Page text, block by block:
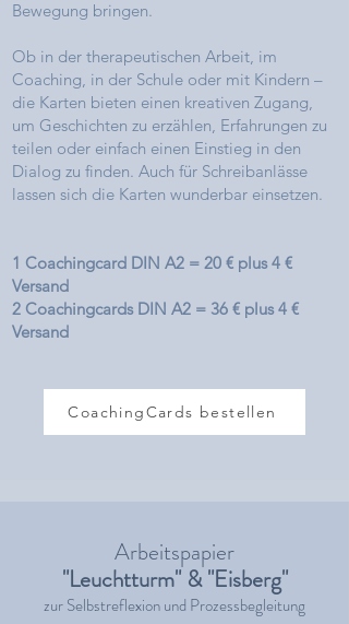
Bewegung bringen.
Ob in der therapeutischen Arbeit, im
Coaching, in der Schule oder mit Kindern –
die Karten bieten einen kreativen Zugang,
um Geschichten zu erzählen, Erfahrungen zu
teilen oder einfach einen Einstieg in den
Dialog zu finden. Auch für Schreibanlässe
lassen sich die Karten wunderbar einsetzen.
1 Coachingcard DIN A2 = 20 € plus 4 €
Versand
2 Coachingcards DIN A2 = 36 € plus 4 €
Versand
CoachingCards bestellen
Arbeitspapier
"Leuchtturm" & "Eisberg"
zur Selbstreflexion und Prozessbegleitung